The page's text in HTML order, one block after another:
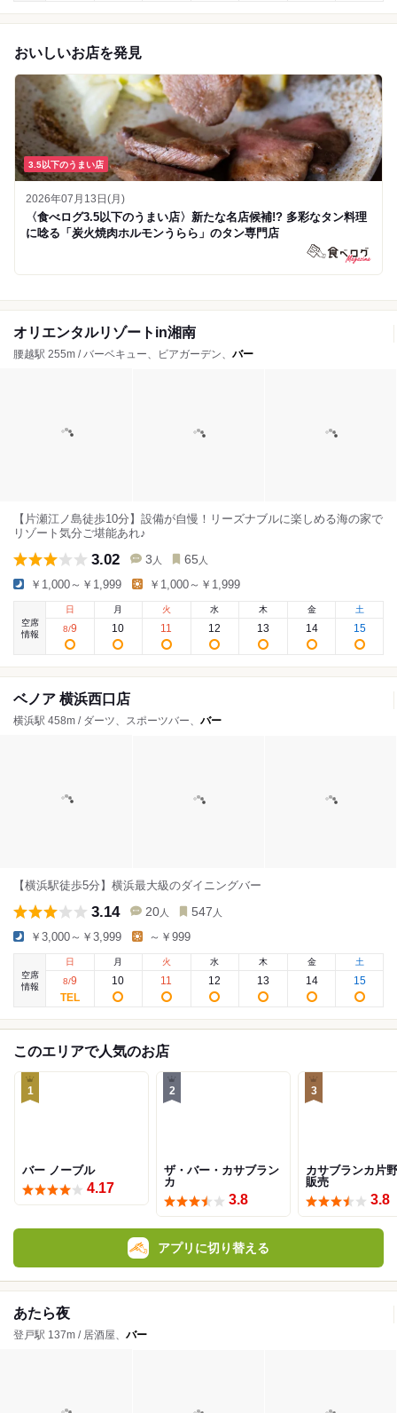
おいしいお店を発見
3.5以下のうまい店
2026年07月13日(月)
〈食べログ3.5以下のうまい店〉新たな名店候補!? 多彩なタン料理
に唸る「炭火焼肉ホルモンうらら」のタン専門店
オリエンタルリゾートin湘南
腰越駅 255m / バーベキュー、ビアガーデン、 バー
【片瀬江ノ島徒歩10分】設備が自慢！リーズナブルに楽しめる海の家で
リゾート気分ご堪能あれ♪
3.02 3 人 65 人
￥1,000～￥1,999 ￥1,000～￥1,999
空席
情報
日
8/9
月
10
火
11
水
12
木
13
金
14
土
15
ベノア 横浜西口店
横浜駅 458m / ダーツ、スポーツバー、 バー
【横浜駅徒歩5分】横浜最大級のダイニングバー
3.14 20 人 547 人
￥3,000～￥3,999 ～￥999
空席
情報
日
8/9
月
10
火
11
水
12
木
13
金
14
土
15
このエリアで人気のお店
1
バー ノーブル
4.17
2
ザ・バー・カサブラン
カ
3.8
3
カサブランカ片
販売
3.8
アプリに切り替える
あたら夜
登戸駅 137m / 居酒屋、 バー